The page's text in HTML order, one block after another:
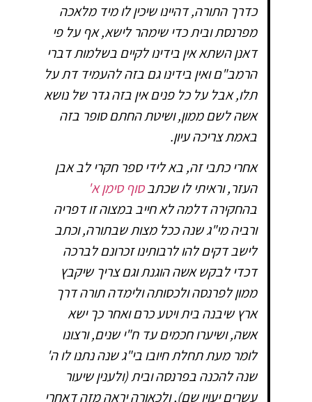
כדרך התורה, דהיינו שיכין לו מיד מלאכה
מפרנסת ובית כדי שימהר לישא, אף על פי
דאנן השתא אין בידינו לקיים בשלמות דברי
הרמב"ם ואין בידינו גם בזה להעמיד דת על
תלו, אבל על כל פנים אין בזה גדר של נושא
אשה לשם ממון, ושיטת החתם סופר בזה
באמת צריכה עיון.
אחרי כתבי זה, בא לידי ספר חקרי לב אבן
העזר, וראיתי לו שכתבסוף סימן א'
בהחקירה דלמה לא חייב במצוה זו דפריה
ורביה מי"ג שנה ככל מצות שבתורה, וכתב
לישב דקים להו לרבותינו זכרונם לברכה
דכדי לבקש אשה הוגנת וגם צריך שיקבץ
ממון לפרנסה ולכסותה ולימדה תורה דרך
ארץ שיבנה בית ויטע כרם ואחר כך ישא
אשה, ושיערו חכמים עד ח"י שנים, ורצונו
לומר מעת תחלת חיובו בי"ג שנה נתנו לו ה'
שנה להכנה בפרנסה ובית (ולענין שיעור
עשרים יעוין שם), ולכאורה יראה מזה דאחרי